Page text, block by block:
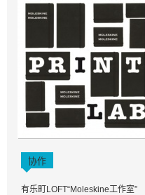
协作
有乐町LOFT“Moleskine工作室”